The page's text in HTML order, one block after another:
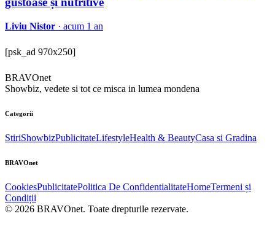
Liviu Nistor · acum 1 an
[psk_ad 970x250]
BRAVOnet
Showbiz, vedete si tot ce misca in lumea mondena
Categorii
StiriShowbizPublicitateLifestyleHealth & BeautyCasa si Gradina
BRAVOnet
CookiesPublicitatePolitica De ConfidentialitateHomeTermeni și
Condiții
© 2026 BRAVOnet. Toate drepturile rezervate.